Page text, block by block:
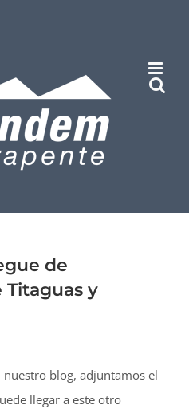
de
Titaguas y
blog, adjuntamos el
llegar a este otro